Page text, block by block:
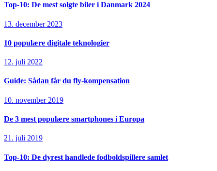
Top-10: De mest solgte biler i Danmark 2024
13. december 2023
10 populære digitale teknologier
12. juli 2022
Guide: Sådan får du fly-kompensation
10. november 2019
De 3 mest populære smartphones i Europa
21. juli 2019
Top-10: De dyrest handlede fodboldspillere samlet